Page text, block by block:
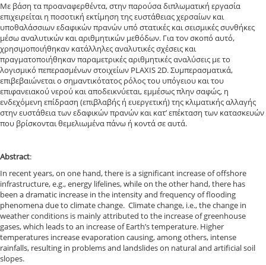
Με βάση τα προαναφερθέντα, στην παρούσα διπλωματική εργασία
επιχειρείται η ποσοτική εκτίμηση της ευστάθειας χερσαίων και
υποθαλάσσιων εδαφικών πρανών υπό στατικές και σεισμικές συνθήκες
μέσω αναλυτικών και αριθμητικών μεθόδων. Για τον σκοπό αυτό,
χρησιμοποιήθηκαν κατάλληλες αναλυτικές σχέσεις και
πραγματοποιήθηκαν παραμετρικές αριθμητικές αναλύσεις με το
λογισμικό πεπερασμένων στοιχείων PLAXIS 2D. Συμπερασματικά,
επιβεβαιώνεται ο σημαντικότατος ρόλος του υπόγειου και του
επιφανειακού νερού και αποδεικνύεται, εμμέσως πλην σαφώς, η
ενδεχόμενη επίδραση (επιβλαβής ή ευεργετική) της κλιματικής αλλαγής
στην ευστάθεια των εδαφικών πρανών και κατ’ επέκταση των κατασκευών
που βρίσκονται θεμελιωμένα πάνω ή κοντά σε αυτά.
Abstract:
In recent years, on one hand, there is a significant increase of offshore
infrastructure, e.g., energy lifelines, while on the other hand, there has
been a dramatic increase in the intensity and frequency of flooding
phenomena due to climate change. Climate change, i.e., the change in
weather conditions is mainly attributed to the increase of greenhouse
gases, which leads to an increase of Earth’s temperature. Higher
temperatures increase evaporation causing, among others, intense
rainfalls, resulting in problems and landslides on natural and artificial soil
slopes.